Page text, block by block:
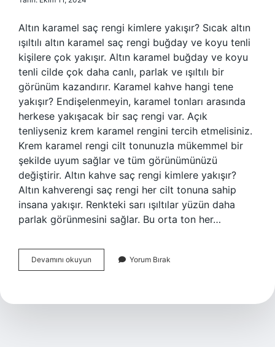
Altın karamel saç rengi kimlere yakışır? Sıcak altın
ışıltılı altın karamel saç rengi buğday ve koyu tenli
kişilere çok yakışır. Altın karamel buğday ve koyu
tenli cilde çok daha canlı, parlak ve ışıltılı bir
görünüm kazandırır. Karamel kahve hangi tene
yakışır? Endişelenmeyin, karamel tonları arasında
herkese yakışacak bir saç rengi var. Açık
tenliyseniz krem ​​karamel rengini tercih etmelisiniz.
Krem karamel rengi cilt tonunuzla mükemmel bir
şekilde uyum sağlar ve tüm görünümünüzü
değiştirir. Altın kahve saç rengi kimlere yakışır?
Altın kahverengi saç rengi her cilt tonuna sahip
insana yakışır. Renkteki sarı ışıltılar yüzün daha
parlak görünmesini sağlar. Bu orta ton her…
Devamını okuyun
Karamel
Rengi
Yorum Bırak